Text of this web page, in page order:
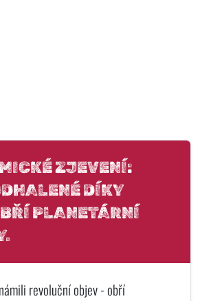
ZJEVENÍ:
DÍKY
PLANETÁRNÍ
revoluční objev - obří